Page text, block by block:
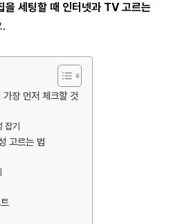
을 세팅할 때 인터넷과 TV 고르는
.
장 먼저 체크할 것
잡기
고르는 법